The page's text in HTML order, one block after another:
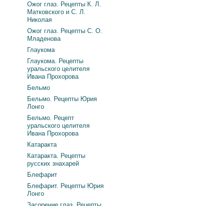
Ожог глаз. Рецепты К. Л.
Матковского и С. Л.
Николая
Ожог глаз. Рецепты С. О.
Младенова
Глаукома
Глаукома. Рецепты
уральского целителя
Ивана Прохорова
Бельмо
Бельмо. Рецепты Юрия
Лонго
Бельмо. Рецепт
уральского целителя
Ивана Прохорова
Катаракта
Катаракта. Рецепты
русских знахарей
Блефарит
Блефарит. Рецепты Юрия
Лонго